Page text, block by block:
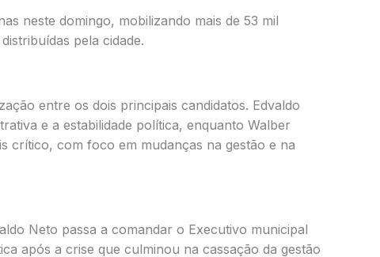
neste domingo, mobilizando mais de 53 mil
pela cidade.
entre os dois principais candidatos. Edvaldo
e a estabilidade política, enquanto Walber
crítico, com foco em mudanças na gestão e na
Neto passa a comandar o Executivo municipal
após a crise que culminou na cassação da gestão